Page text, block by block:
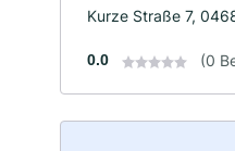
Kurze Straße 7,
0.0 (0